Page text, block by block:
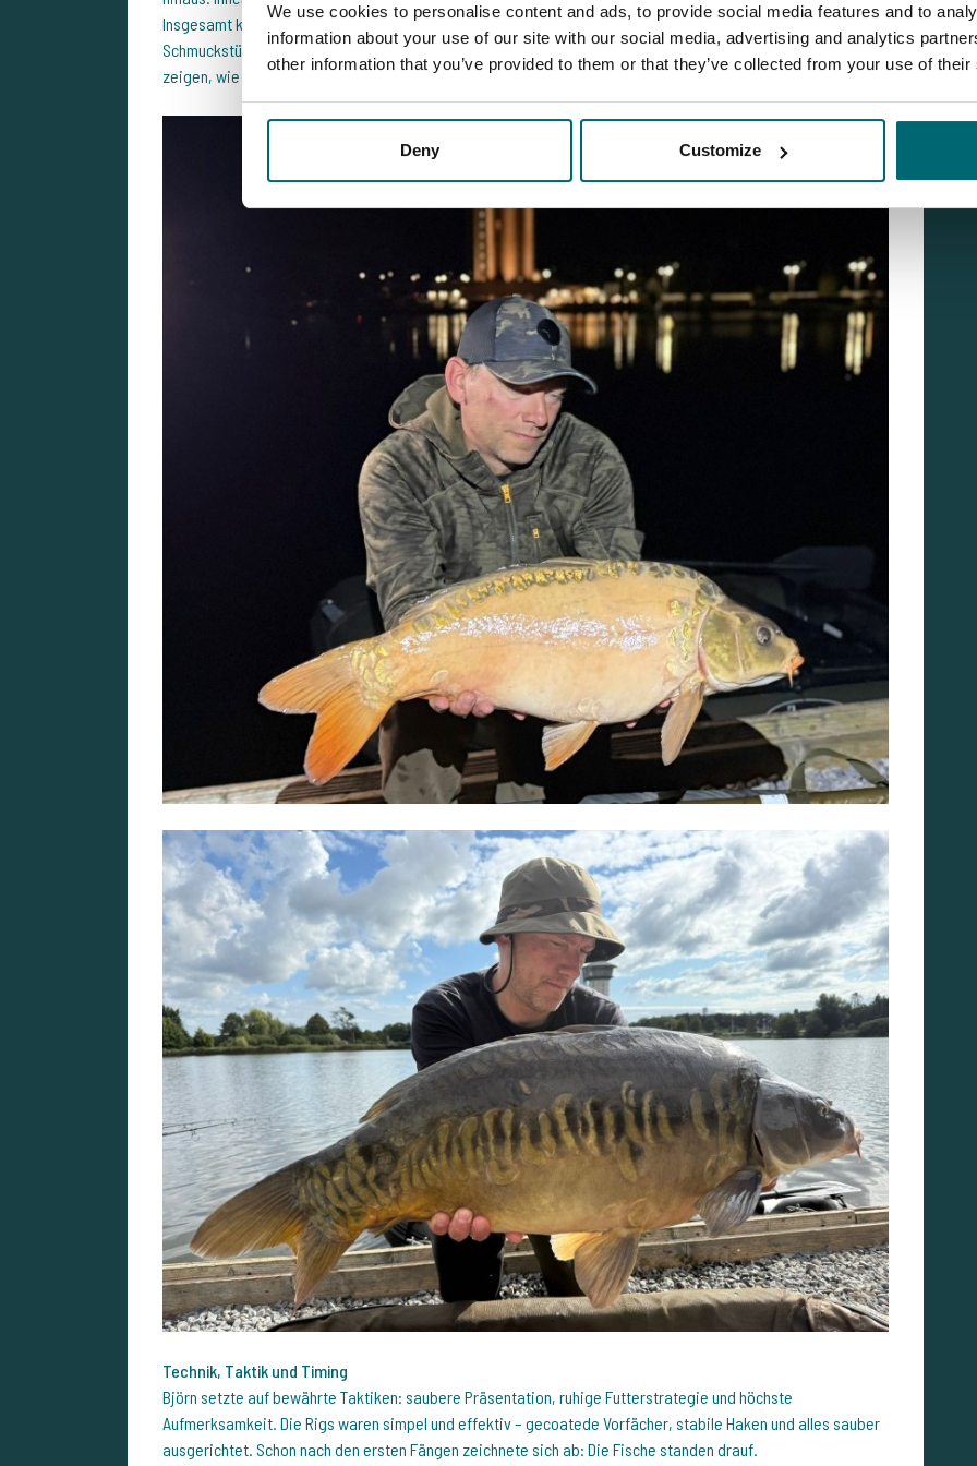
We use cookies to personalise content and ads, to provide social media features and to
information about your use of our site with our social media, advertising and analytics
other information that you’ve provided to them or that they’ve collected from your use of
Deny Customize
Insgesamt kamen 22 Fische auf die Matte, die meisten davon lagen zwischen 15 und 18,5 Kilo. Einige echte
Schmuckstücke waren dabei: ein Ghostkarpfen mit Gänsehaut-Faktor und ein charaktervoller Zeiler, die
zeigen, wie einzigartig der Bestand am De Koperen Plasist.
Technik, Taktik und Timing
Björn setzte auf bewährte Taktiken: saubere Präsentation, ruhige Futterstrategie und höchste
Aufmerksamkeit. Die Rigs waren simpel und effektiv – gecoatede Vorfächer, stabile Haken und alles sauber
ausgerichtet. Schon nach den ersten Fängen zeichnete sich ab: Die Fische standen drauf.